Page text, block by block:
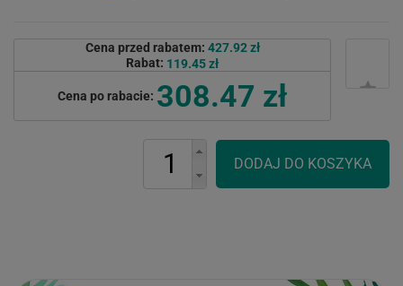
Cena przed rabatem: 427.92 zł
Rabat: 119.45 zł
Cena po rabacie: 308.47 zł